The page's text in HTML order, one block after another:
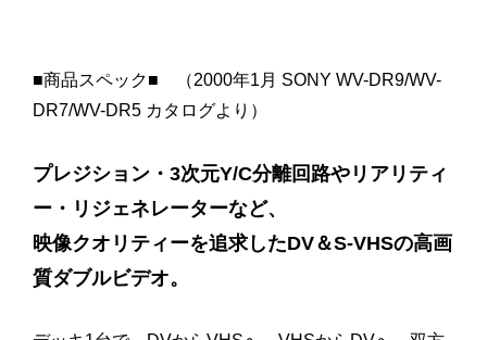
■商品スペック■ （2000年1月 SONY WV-DR9/WV-
DR7/WV-DR5 カタログより）
プレジション・3次元Y/C分離回路やリアリティ
ー・リジェネレーターなど、
映像クオリティーを追求したDV＆S-VHSの高画
質ダブルビデオ。